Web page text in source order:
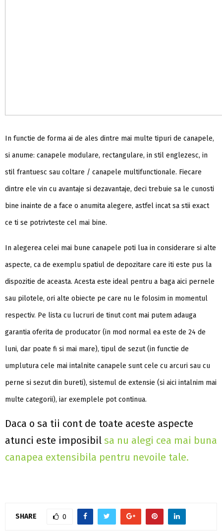
In functie de forma ai de ales dintre mai multe tipuri de canapele,
si anume: canapele modulare, rectangulare, in stil englezesc, in
stil frantuesc sau coltare / canapele multifunctionale. Fiecare
dintre ele vin cu avantaje si dezavantaje, deci trebuie sa le cunosti
bine inainte de a face o anumita alegere, astfel incat sa stii exact
ce ti se potrivteste cel mai bine.
In alegerea celei mai bune canapele poti lua in considerare si alte
aspecte, ca de exemplu spatiul de depozitare care iti este pus la
dispozitie de aceasta. Acesta este ideal pentru a baga aici pernele
sau pilotele, ori alte obiecte pe care nu le folosim in momentul
respectiv. Pe lista cu lucruri de tinut cont mai putem adauga
garantia oferita de producator (in mod normal ea este de 24 de
luni, dar poate fi si mai mare), tipul de sezut (in functie de
umplutura cele mai intalnite canapele sunt cele cu arcuri sau cu
perne si sezut din bureti), sistemul de extensie (si aici intalnim mai
multe categorii), iar exemplele pot continua.
Daca o sa tii cont de toate aceste aspecte
atunci este imposibil sa nu alegi cea mai buna
canapea extensibila pentru nevoile tale.
SHARE 0